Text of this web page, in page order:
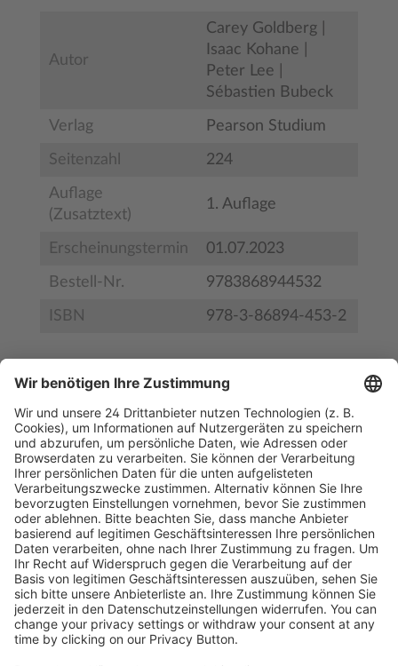
Autor
Carey Goldberg |
Isaac Kohane |
Peter Lee |
Sébastien Bubeck
Verlag Pearson Studium
Seitenzahl 224
Auflage
(Zusatztext)
1. Auflage
Erscheinungstermin 01.07.2023
Bestell-Nr. 9783868944532
ISBN 978-3-86894-453-2
Inhaltsverzeichnis
Leseprobe
Kostenlose Rücksendung bis zu 14 Tage nach
Bestelleingang (innerhalb Deutschlands).